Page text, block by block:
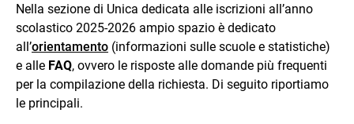
Nella sezione di Unica dedicata alle iscrizioni all’anno
scolastico 2025-2026 ampio spazio è dedicato
all’orientamento (informazioni sulle scuole e statistiche)
e alle FAQ, ovvero le risposte alle domande più frequenti
per la compilazione della richiesta. Di seguito riportiamo
le principali.